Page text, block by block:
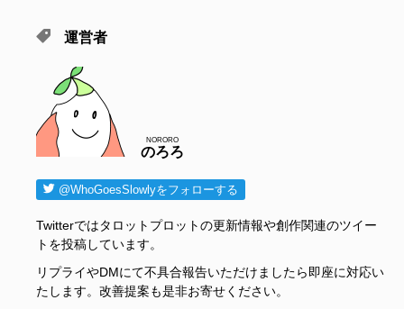
運営者
のろろ
NORORO
@WhoGoesSlowlyをフォローする
Twitterではタロットプロットの更新情報や創作関連のツイー
トを投稿しています。
リプライやDMにて不具合報告いただけましたら即座に対応い
たします。改善提案も是非お寄せください。